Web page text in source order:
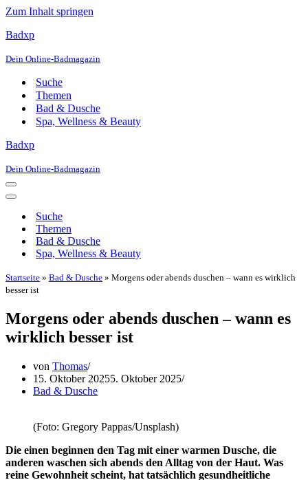
Zum Inhalt springen
Badxp
Dein Online-Badmagazin
Suche
Themen
Bad & Dusche
Spa, Wellness & Beauty
Badxp
Dein Online-Badmagazin
Navigationsmenü
Navigationsmenü
Suche
Themen
Bad & Dusche
Spa, Wellness & Beauty
Startseite » Bad & Dusche » Morgens oder abends duschen – wann es wirklich
besser ist
Morgens oder abends duschen – wann es
wirklich besser ist
von Thomas
15. Oktober 20255. Oktober 2025
Bad & Dusche
(Foto: Gregory Pappas/Unsplash)
Die einen beginnen den Tag mit einer warmen Dusche, die
anderen waschen sich abends den Alltag von der Haut. Was
reine Gewohnheit scheint, hat tatsächlich gesundheitliche